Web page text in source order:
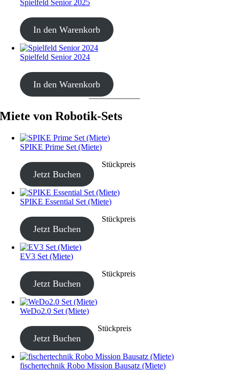
Spielfeld Senior 2025
CHF30.00
In den Warenkorb
Spielfeld Senior 2024
CHF20.00
In den Warenkorb
Miete von Robotik-Sets
SPIKE Prime Set (Miete)
CHF40.00–CHF190.00 Stückpreis
Jetzt Buchen
SPIKE Essential Set (Miete)
CHF40.00–CHF190.00 Stückpreis
Jetzt Buchen
EV3 Set (Miete)
CHF40.00–CHF190.00 Stückpreis
Jetzt Buchen
WeDo2.0 Set (Miete)
CHF20.00–CHF80.00 Stückpreis
Jetzt Buchen
fischertechnik Robo Mission Bausatz (Miete)